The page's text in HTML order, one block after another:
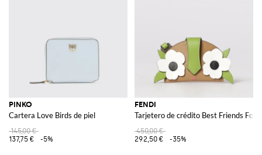
PINKO
Cartera Love Birds de piel
145,00 €
137,75 €
-5%
FENDI
Tarjetero de crédito Best Friends
450,00 €
292,50 €
-35%